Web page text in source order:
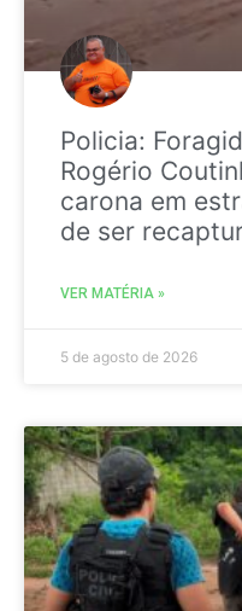
Policia:
Rogério
carona em
de ser
VER MATÉRIA »
5 de agosto de 2026